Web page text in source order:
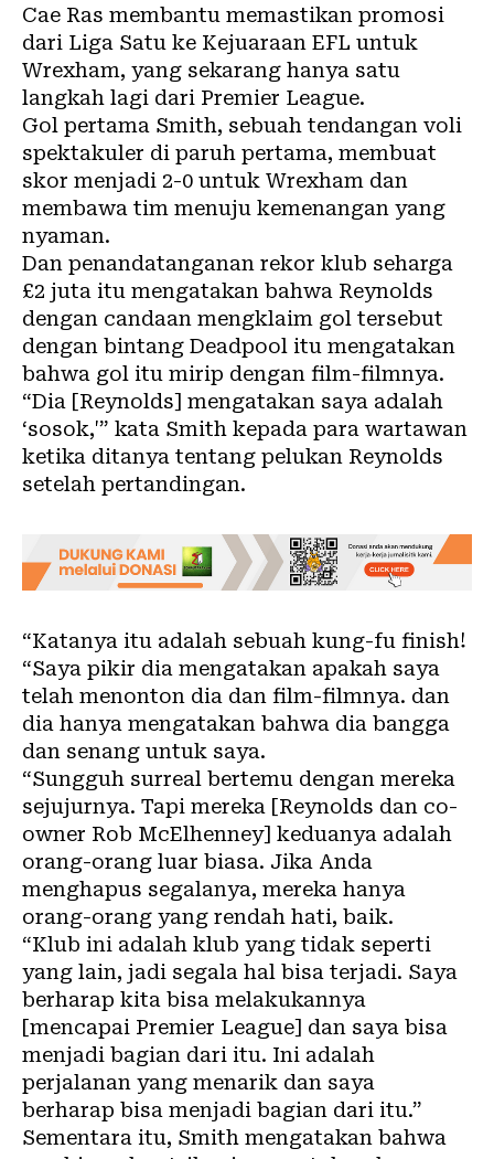
Cae Ras membantu memastikan promosi
dari Liga Satu ke Kejuaraan EFL untuk
Wrexham, yang sekarang hanya satu
langkah lagi dari Premier League.
Gol pertama Smith, sebuah tendangan voli
spektakuler di paruh pertama, membuat
skor menjadi 2-0 untuk Wrexham dan
membawa tim menuju kemenangan yang
nyaman.
Dan penandatanganan rekor klub seharga
£2 juta itu mengatakan bahwa Reynolds
dengan candaan mengklaim gol tersebut
dengan bintang Deadpool itu mengatakan
bahwa gol itu mirip dengan film-filmnya.
“Dia [Reynolds] mengatakan saya adalah
‘sosok,'” kata Smith kepada para wartawan
ketika ditanya tentang pelukan Reynolds
setelah pertandingan.
“Katanya itu adalah sebuah kung-fu finish!
“Saya pikir dia mengatakan apakah saya
telah menonton dia dan film-filmnya. dan
dia hanya mengatakan bahwa dia bangga
dan senang untuk saya.
“Sungguh surreal bertemu dengan mereka
sejujurnya. Tapi mereka [Reynolds dan co-
owner Rob McElhenney] keduanya adalah
orang-orang luar biasa. Jika Anda
menghapus segalanya, mereka hanya
orang-orang yang rendah hati, baik.
“Klub ini adalah klub yang tidak seperti
yang lain, jadi segala hal bisa terjadi. Saya
berharap kita bisa melakukannya
[mencapai Premier League] dan saya bisa
menjadi bagian dari itu. Ini adalah
perjalanan yang menarik dan saya
berharap bisa menjadi bagian dari itu.”
Sementara itu, Smith mengatakan bahwa